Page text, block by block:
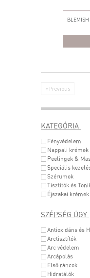
« Previous
KATEGÓRIA
Fényvédelem
Nappali krémek
Peelingek &
Speciális
Szérumok
Tisztítók és
Éjszakai krémek
SZÉPSÉG ÜGY
Antioxidáns és
Arctisztítók
Arc védelem
Arcápolás
Első ráncok
Hidratálók